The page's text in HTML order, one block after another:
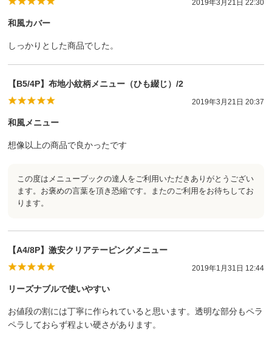
2019年3月21日 22:30
和風カバー
しっかりとした商品でした。
【B5/4P】布地小紋柄メニュー（ひも綴じ）/2
2019年3月21日 20:37
和風メニュー
想像以上の商品で良かったです
この度はメニューブックの達人をご利用いただきありがとうござい
ます。お褒めの言葉を頂き恐縮です。またのご利用をお待ちしてお
ります。
【A4/8P】激安クリアテーピングメニュー
2019年1月31日 12:44
リーズナブルで使いやすい
お値段の割には丁寧に作られていると思います。透明な部分もペラ
ペラしておらず程よい硬さがあります。